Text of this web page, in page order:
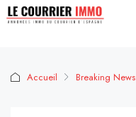
Accueil Breaking News